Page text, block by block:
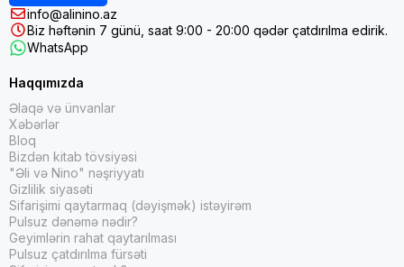
info@alinino.az
Biz həftənin 7 günü, saat 9:00 - 20:00 qədər çatdırılma edirik.
WhatsApp
Haqqımızda
Əlaqə və ünvanlar
Xəbərlər
Bloq
Bizdən kitab tövsiyəsi
"Əli və Nino" nəşriyyatı
Gizlilik siyasəti
Sifarişimi qaytarmaq (dəyişmək) istəyirəm
Pulsuz dənəmə nədir?
Geyimlərin rahat qaytarılması
Pulsuz çatdırılma fürsəti